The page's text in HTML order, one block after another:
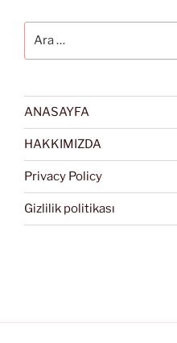
ANASAYFA
HAKKIMIZDA
Privacy Policy
Gizlilik politikası